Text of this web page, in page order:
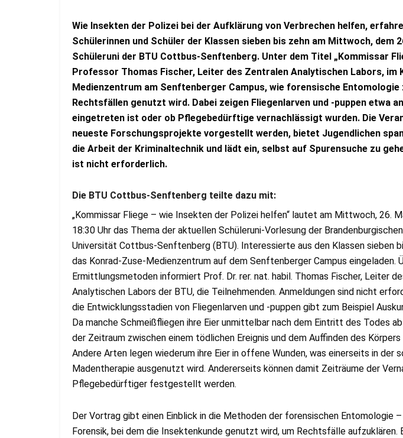
Wie Insekten der Polizei bei der Aufklärung von Verbrechen helfen,
Schülerinnen und Schüler der Klassen sieben bis zehn am Mittwoch, dem
Schüleruni der BTU Cottbus-Senftenberg. Unter dem Titel „Kommissar
Professor Thomas Fischer, Leiter des Zentralen Analytischen Labors, im
Medienzentrum am Senftenberger Campus, wie forensische Entomologie
Rechtsfällen genutzt wird. Dabei zeigen Fliegenlarven und -puppen etwa
eingetreten ist oder ob Pflegebedürftige vernachlässigt wurden. Die
neueste Forschungsprojekte vorgestellt werden, bietet Jugendlichen
die Arbeit der Kriminaltechnik und lädt ein, selbst auf Spurensuche zu
ist nicht erforderlich.
Die BTU Cottbus-Senftenberg teilte dazu mit:
„Kommissar Fliege – wie Insekten der Polizei helfen“ lautet am Mittwoch, 26.
18:30 Uhr das Thema der aktuellen Schüleruni-Vorlesung der
Universität Cottbus-Senftenberg (BTU). Interessierte aus den Klassen sieben
das Konrad-Zuse-Medienzentrum auf dem Senftenberger Campus eingeladen.
Ermittlungsmetoden informiert Prof. Dr. rer. nat. habil. Thomas Fischer, Leiter
Analytischen Labors der BTU, die Teilnehmenden. Anmeldungen sind nicht
die Entwicklungsstadien von Fliegenlarven und -puppen gibt zum Beispiel
Da manche Schmeißfliegen ihre Eier unmittelbar nach dem Eintritt des Todes
der Zeitraum zwischen einem tödlichen Ereignis und dem Auffinden des
Andere Arten legen wiederum ihre Eier in offene Wunden, was einerseits in der
Madentherapie ausgenutzt wird. Andererseits können damit Zeiträume der
Pflegebedürftiger festgestellt werden.
Der Vortrag gibt einen Einblick in die Methoden der forensischen Entomologie
Forensik, bei dem die Insektenkunde genutzt wird, um Rechtsfälle aufzuklären.